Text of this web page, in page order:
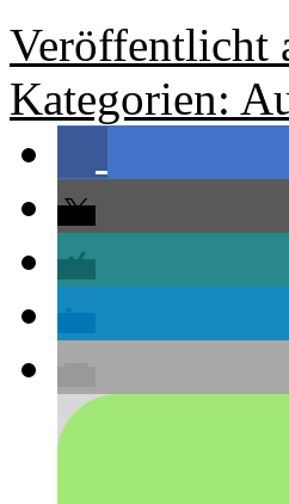
Veröffentlicht
Kategorien: